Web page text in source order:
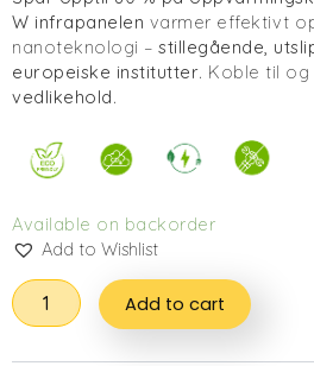
W infrapanelen varmer effektivt
nanoteknologi – stillegående,
europeiske institutter. Koble til og
vedlikehold.
Available on backorder
Add to Wishlist
Add to cart